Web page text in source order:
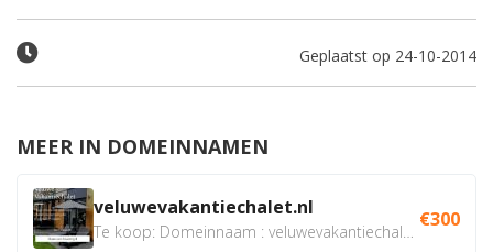
Geplaatst op 24-10-2014
MEER IN DOMEINNAMEN
veluwevakantiechalet.nl €300